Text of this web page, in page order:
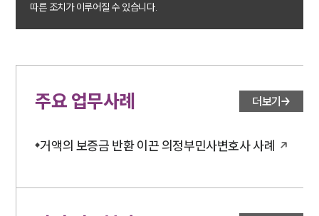
따른 조치가 이루어질 수 있습니다.
주요 업무사례 더보기
거액의 보증금 반환 이끈 의정부민사변호사 사례